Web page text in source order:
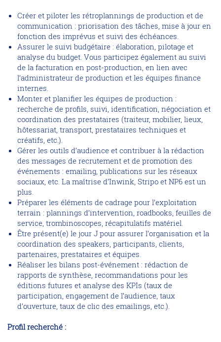
Créer et piloter les rétroplannings de production et de
communication : priorisation des tâches, mise à jour en
fonction des imprévus et suivi des échéances.
Assurer le suivi budgétaire : élaboration, pilotage et
analyse du budget. Vous participez également au suivi
de la facturation en post-production, en lien avec
l’administrateur de production et les équipes finance
internes.
Monter et planifier les équipes de production :
recherche de profils, suivi, identification, négociation et
coordination des prestataires (traiteur, mobilier, lieux,
hôtessariat, transport, prestataires techniques et
créatifs, etc.).
Gérer les outils d’audience et contribuer à la rédaction
des messages de recrutement et de promotion des
événements : emailing, publications sur les réseaux
sociaux, etc. La maîtrise d’Inwink, Stripo et NP6 est un
plus.
Préparer les éléments de cadrage pour l’exploitation
terrain : plannings d’intervention, roadbooks, feuilles de
service, trombinoscopes, récapitulatifs matériel.
Être présent(e) le jour J pour assurer l’organisation et la
coordination des speakers, participants, clients,
partenaires, prestataires et équipes.
Réaliser les bilans post-événement : rédaction de
rapports de synthèse, recommandations pour les
éditions futures et analyse des KPIs (taux de
participation, engagement de l’audience, taux
d’ouverture, taux de clic des emailings, etc.).
Profil recherché :